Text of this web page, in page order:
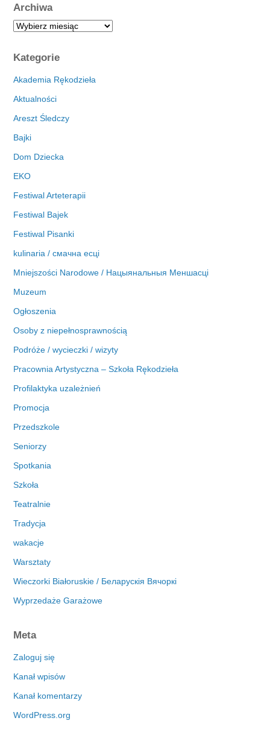
Archiwa
A
h
i
a
Kategorie
Akademia Rękodzieła
Aktualności
Areszt Śledczy
Bajki
Dom Dziecka
EKO
Festiwal Arteterapii
Festiwal Bajek
Festiwal Pisanki
kulinaria / смачна есці
Mniejszości Narodowe / Нацыянальныя Меншасці
Muzeum
Ogłoszenia
Osoby z niepełnosprawnością
Podróże / wycieczki / wizyty
Pracownia Artystyczna – Szkoła Rękodzieła
Profilaktyka uzależnień
Promocja
Przedszkole
Seniorzy
Spotkania
Szkoła
Teatralnie
Tradycja
wakacje
Warsztaty
Wieczorki Białoruskie / Беларускія Вячоркі
Wyprzedaże Garażowe
Meta
Zaloguj się
Kanał wpisów
Kanał komentarzy
WordPress.org